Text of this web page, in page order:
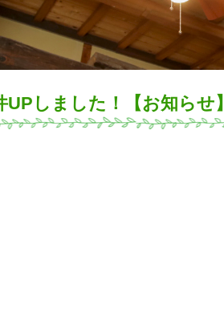
しました！【お知らせ】